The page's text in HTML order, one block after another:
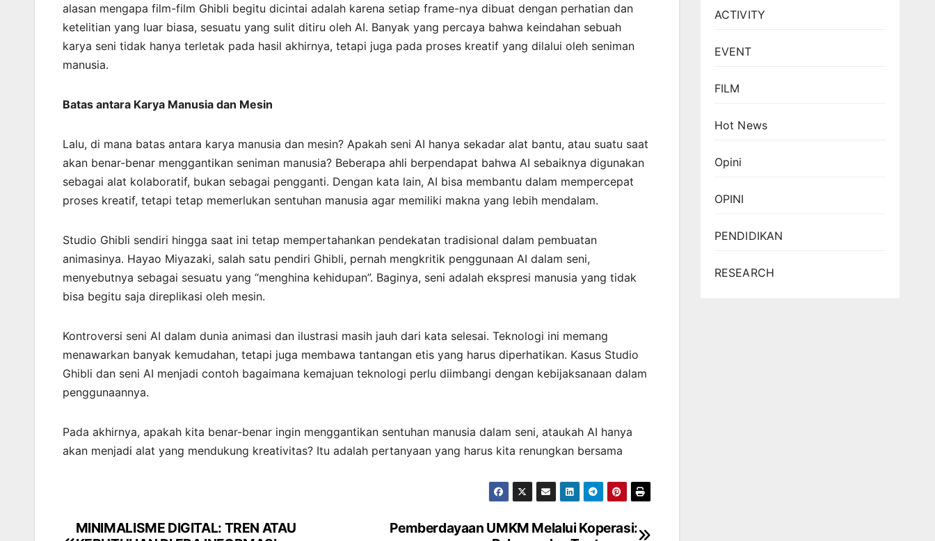
alasan mengapa film-film Ghibli begitu dicintai adalah karena setiap frame-nya dibuat dengan perhatian dan
ketelitian yang luar biasa, sesuatu yang sulit ditiru oleh AI. Banyak yang percaya bahwa keindahan sebuah
karya seni tidak hanya terletak pada hasil akhirnya, tetapi juga pada proses kreatif yang dilalui oleh seniman
manusia.
Batas antara Karya Manusia dan Mesin
Lalu, di mana batas antara karya manusia dan mesin? Apakah seni AI hanya sekadar alat bantu, atau suatu saat
akan benar-benar menggantikan seniman manusia? Beberapa ahli berpendapat bahwa AI sebaiknya digunakan
sebagai alat kolaboratif, bukan sebagai pengganti. Dengan kata lain, AI bisa membantu dalam mempercepat
proses kreatif, tetapi tetap memerlukan sentuhan manusia agar memiliki makna yang lebih mendalam.
Studio Ghibli sendiri hingga saat ini tetap mempertahankan pendekatan tradisional dalam pembuatan
animasinya. Hayao Miyazaki, salah satu pendiri Ghibli, pernah mengkritik penggunaan AI dalam seni,
menyebutnya sebagai sesuatu yang “menghina kehidupan”. Baginya, seni adalah ekspresi manusia yang tidak
bisa begitu saja direplikasi oleh mesin.
Kontroversi seni AI dalam dunia animasi dan ilustrasi masih jauh dari kata selesai. Teknologi ini memang
menawarkan banyak kemudahan, tetapi juga membawa tantangan etis yang harus diperhatikan. Kasus Studio
Ghibli dan seni AI menjadi contoh bagaimana kemajuan teknologi perlu diimbangi dengan kebijaksanaan dalam
penggunaannya.
Pada akhirnya, apakah kita benar-benar ingin menggantikan sentuhan manusia dalam seni, ataukah AI hanya
akan menjadi alat yang mendukung kreativitas? Itu adalah pertanyaan yang harus kita renungkan bersama
Navigasi
Pemberdayaan UMKM Melalui Koperasi:
MINIMALISME DIGITAL: TREN ATAU
ACTIVITY
EVENT
FILM
Hot News
Opini
OPINI
PENDIDIKAN
RESEARCH